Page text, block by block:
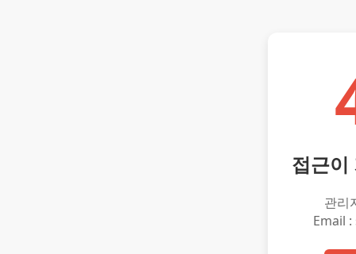
접근이
관리
Email